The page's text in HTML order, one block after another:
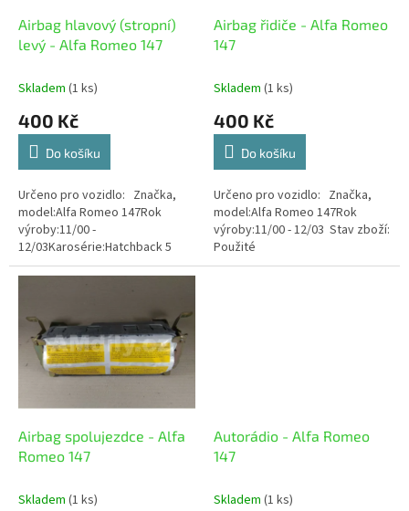
Airbag hlavový (stropní)
levý - Alfa Romeo 147
Skladem (1 ks)
400 Kč
Do košíku
Určeno pro vozidlo: Značka,
model:Alfa Romeo 147Rok
výroby:11/00 -
12/03Karosérie:Hatchback 5
dv.Kód barvy:Rosso Alfa 130
Airbag řidiče - Alfa Romeo
147
Skladem (1 ks)
400 Kč
Do košíku
Určeno pro vozidlo: Značka,
model:Alfa Romeo 147Rok
výroby:11/00 - 12/03 Stav zboží:
Použité
Airbag spolujezdce - Alfa
Romeo 147
Skladem (1 ks)
Autorádio - Alfa Romeo
147
Skladem (1 ks)